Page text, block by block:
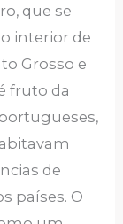
que se
interior de
Grosso e
fruto da
de
países. O